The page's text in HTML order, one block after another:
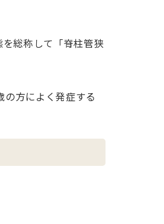
総称して「脊柱管狭
方によく発症する